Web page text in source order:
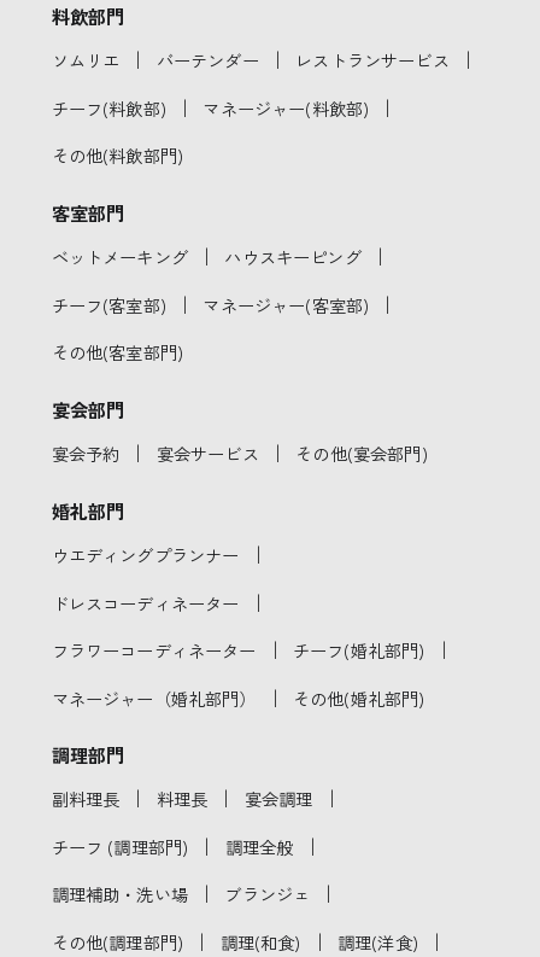
料飲部門
ソムリエ ｜ バーテンダー ｜ レストランサービス ｜
チーフ(料飲部) ｜ マネージャー(料飲部) ｜
その他(料飲部門)
客室部門
ベットメーキング ｜ ハウスキーピング ｜
チーフ(客室部) ｜ マネージャー(客室部) ｜
その他(客室部門)
宴会部門
宴会予約 ｜ 宴会サービス ｜ その他(宴会部門)
婚礼部門
ウエディングプランナー ｜
ドレスコーディネーター ｜
フラワーコーディネーター ｜ チーフ(婚礼部門) ｜
マネージャー（婚礼部門） ｜ その他(婚礼部門)
調理部門
副料理長 ｜ 料理長 ｜ 宴会調理 ｜
チーフ (調理部門) ｜ 調理全般 ｜
調理補助・洗い場 ｜ ブランジェ ｜
その他(調理部門) ｜ 調理(和食) ｜ 調理(洋食) ｜